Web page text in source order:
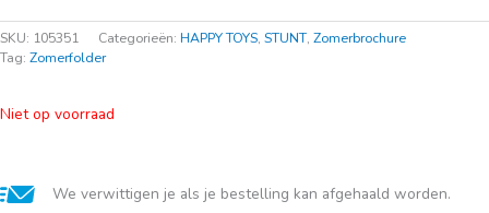
SKU: 105351 Categorieën: HAPPY TOYS, STUNT, Zomerbrochure
Tag: Zomerfolder
Niet op voorraad
We verwittigen je als je bestelling kan afgehaald worden.